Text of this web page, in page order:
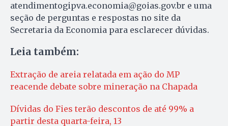
atendimentogipva.economia@goias.gov.br e uma
seção de perguntas e respostas no site da
Secretaria da Economia para esclarecer dúvidas.
Leia também:
Extração de areia relatada em ação do MP
reacende debate sobre mineração na Chapada
Dívidas do Fies terão descontos de até 99% a
partir desta quarta-feira, 13